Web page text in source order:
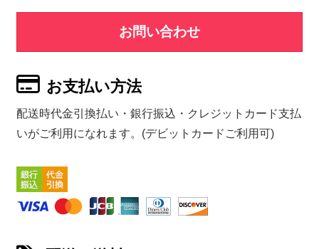
お問い合わせ
お支払い方法
配送時代金引換払い・銀行振込・クレジットカード支払
いがご利用になれます。(デビットカードご利用可)